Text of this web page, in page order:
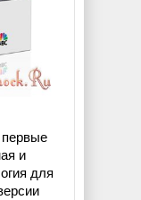
первые
и
для